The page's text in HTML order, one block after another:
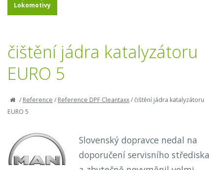
Lokomotivy
čištění jádra katalyzátoru
EURO 5
/Reference /Reference DPF Cleantaxx/čištění jádra katalyzátoru
EURO 5
Slovenský dopravce nedal na
doporučení servisního střediska